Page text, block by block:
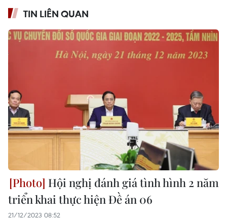
TIN LIÊN QUAN
Hội nghị đánh giá tình hình 2 năm
triển khai thực hiện Đề án 06
21/12/2023 08:52